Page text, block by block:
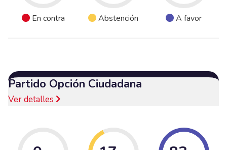
En contra Abstención A favor
Partido Opción Ciudadana
Ver detalles